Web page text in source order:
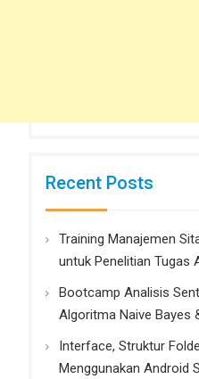
Recent Posts
Training Manajemen
untuk Penelitian Tugas
Bootcamp Analisis
Algoritma Naive Bayes
Interface, Struktur
Menggunakan Android